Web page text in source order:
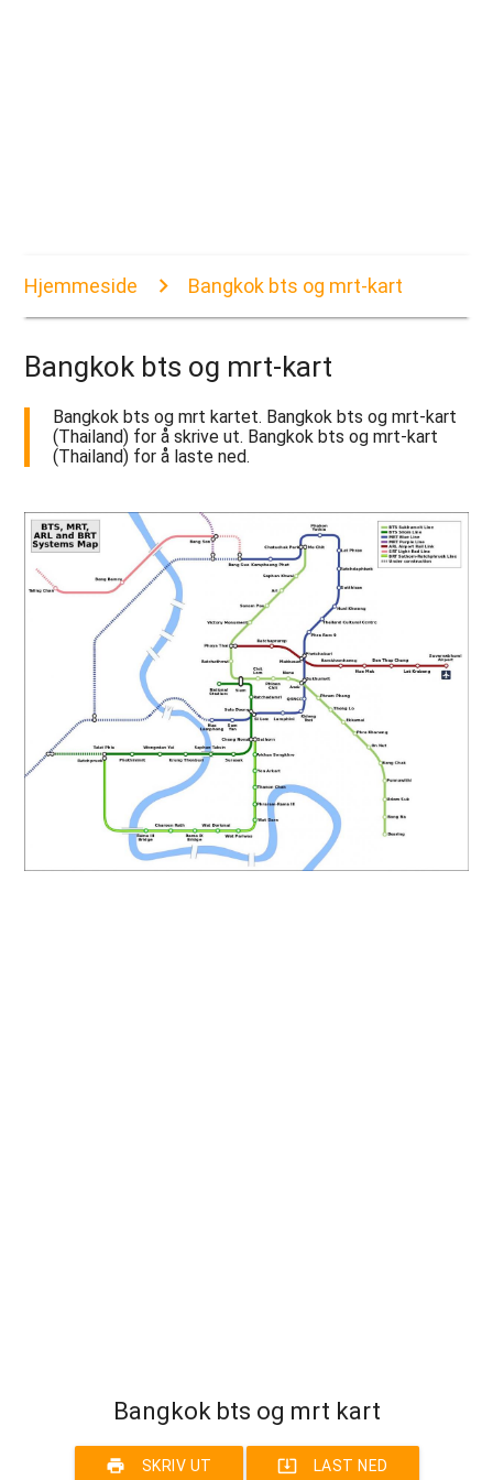
Hjemmeside Bangkok bts og mrt-kart
Bangkok bts og mrt-kart
Bangkok bts og mrt kartet. Bangkok bts og mrt-kart
(Thailand) for å skrive ut. Bangkok bts og mrt-kart
(Thailand) for å laste ned.
Bangkok bts og mrt kart
print SKRIV UT system_update_alt LAST NED